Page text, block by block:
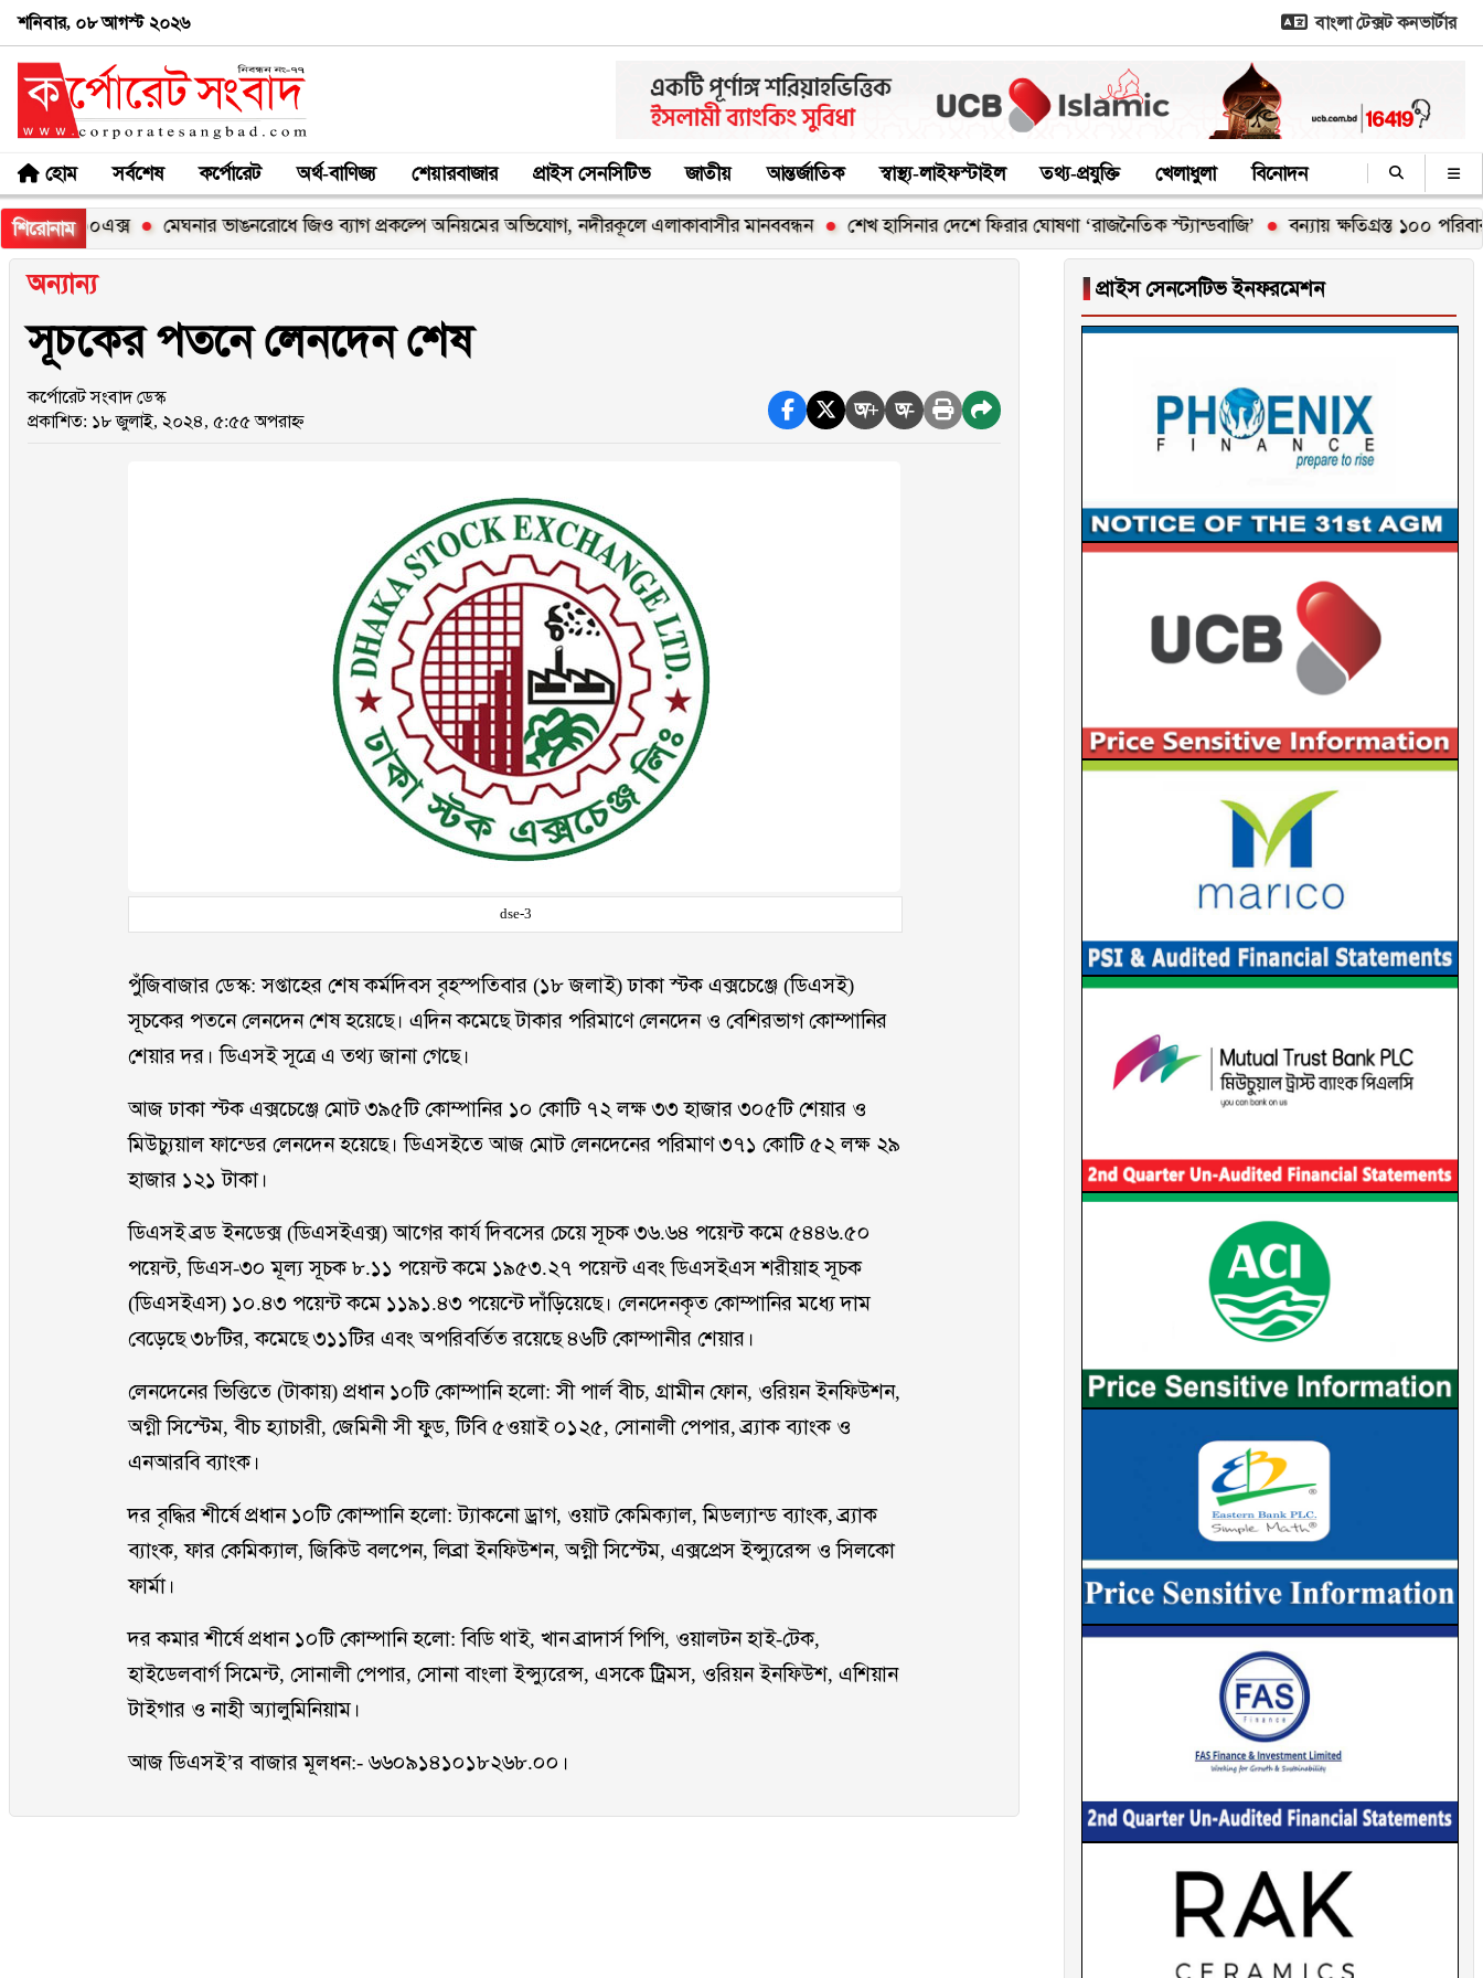
শনিবার, ০৮ আগস্ট ২০২৬ বাংলা টেক্সট কনভার্টার
হোম সর্বশেষ কর্পোরেট অর্থ-বাণিজ্য শেয়ারবাজার প্রাইস সেনসিটিভ জাতীয় আন্তর্জাতিক স্বাস্থ্য-লাইফস্টাইল তথ্য-প্রযুক্তি খেলাধুলা বিনোদন
শিরোনাম মেঘনার ভাঙনরোধে জিও ব্যাগ প্রকল্পে অনিয়মের অভিযোগ, নদীরকূলে এলাকাবাসীর মানববন্ধন শেখ হাসিনার দেশে ফিরার ঘোষণা ‘রাজনৈতিক স্ট্যান্ডবাজি’ বন্যায় ক্ষতিগ্রস্ত ১০০ পরিবারকে নতুন
অন্যান্য
সূচকের পতনে লেনদেন শেষ
কর্পোরেট সংবাদ ডেস্ক
প্রকাশিত: ১৮ জুলাই, ২০২৪, ৫:৫৫ অপরাহ্ন
অ+ অ-
dse-3
পুঁজিবাজার ডেস্ক: সপ্তাহের শেষ কর্মদিবস বৃহস্পতিবার (১৮ জলাই) ঢাকা স্টক এক্সচেঞ্জে (ডিএসই)
সূচকের পতনে লেনদেন শেষ হয়েছে। এদিন কমেছে টাকার পরিমাণে লেনদেন ও বেশিরভাগ কোম্পানির
শেয়ার দর। ডিএসই সূত্রে এ তথ্য জানা গেছে।
আজ ঢাকা স্টক এক্সচেঞ্জে মোট ৩৯৫টি কোম্পানির ১০ কোটি ৭২ লক্ষ ৩৩ হাজার ৩০৫টি শেয়ার ও
মিউচ্যুয়াল ফান্ডের লেনদেন হয়েছে। ডিএসইতে আজ মোট লেনদেনের পরিমাণ ৩৭১ কোটি ৫২ লক্ষ ২৯
হাজার ১২১ টাকা।
ডিএসই ব্রড ইনডেক্স (ডিএসইএক্স) আগের কার্য দিবসের চেয়ে সূচক ৩৬.৬৪ পয়েন্ট কমে ৫৪৪৬.৫০
পয়েন্ট, ডিএস-৩০ মূল্য সূচক ৮.১১ পয়েন্ট কমে ১৯৫৩.২৭ পয়েন্ট এবং ডিএসইএস শরীয়াহ সূচক
(ডিএসইএস) ১০.৪৩ পয়েন্ট কমে ১১৯১.৪৩ পয়েন্টে দাঁড়িয়েছে। লেনদেনকৃত কোম্পানির মধ্যে দাম
বেড়েছে ৩৮টির, কমেছে ৩১১টির এবং অপরিবর্তিত রয়েছে ৪৬টি কোম্পানীর শেয়ার।
লেনদেনের ভিত্তিতে (টাকায়) প্রধান ১০টি কোম্পানি হলো: সী পার্ল বীচ, গ্রামীন ফোন, ওরিয়ন ইনফিউশন,
অগ্নী সিস্টেম, বীচ হ্যাচারী, জেমিনী সী ফুড, টিবি ৫ওয়াই ০১২৫, সোনালী পেপার, ব্র্যাক ব্যাংক ও
এনআরবি ব্যাংক।
দর বৃদ্ধির শীর্ষে প্রধান ১০টি কোম্পানি হলো: ট্যাকনো ড্রাগ, ওয়াট কেমিক্যাল, মিডল্যান্ড ব্যাংক, ব্র্যাক
ব্যাংক, ফার কেমিক্যাল, জিকিউ বলপেন, লিব্রা ইনফিউশন, অগ্নী সিস্টেম, এক্সপ্রেস ইন্স্যুরেন্স ও সিলকো
ফার্মা।
দর কমার শীর্ষে প্রধান ১০টি কোম্পানি হলো: বিডি থাই, খান ব্রাদার্স পিপি, ওয়ালটন হাই-টেক,
হাইডেলবার্গ সিমেন্ট, সোনালী পেপার, সোনা বাংলা ইন্স্যুরেন্স, এসকে ট্রিমস, ওরিয়ন ইনফিউশ, এশিয়ান
টাইগার ও নাহী অ্যালুমিনিয়াম।
আজ ডিএসই’র বাজার মূলধন:- ৬৬০৯১৪১০১৮২৬৮.০০।
▐ প্রাইস সেনসেটিভ ইনফরমেশন